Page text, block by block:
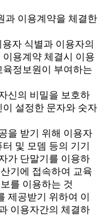
이용계약을 체결한
자 식별과 이용자의
용계약 체결시 이용
정보원이 부여하는
신의 비밀을 보호하
설정한 문자와 숫자
을 받기 위해 이용자
및 모뎀 등의 기기
가 단말기를 이용하
기에 접속하여 교육
를 이용하는 것
제공받기 위하여 이
이용자간의 체결하